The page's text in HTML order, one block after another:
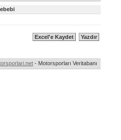
- Motorsporları Veritabanı